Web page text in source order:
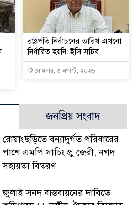
রাষ্ট্রপতি নির্বাচনের তারিখ এখনো
নির্ধারিত হয়নি: ইসি সচিব
সোমবার, ৩ অগাস্ট, ২০২৬
জনপ্রিয় সংবাদ
রোয়াংছড়িতে বন্যাদুর্গত পরিবারের
পাশে এমপি সাচিং প্রু জেরী, নগদ
সহায়তা বিতরণ
জুলাই সনদ বাস্তবায়নের দাবিতে